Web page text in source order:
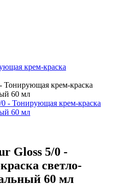
крем-краска
Тонирующая крем-краска
60 мл
Gloss 5/0 -
светло-
60 мл